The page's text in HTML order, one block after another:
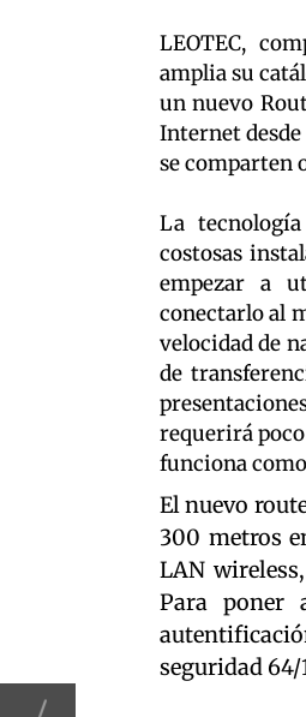
LEOTEC,
amplia su
un nuevo
Internet
se comparten
La
costosas
empezar a
conectarlo al
velocidad de
de
requerirá
funciona
El nuevo
300 metros
LAN
Para poner
seguridad 64/